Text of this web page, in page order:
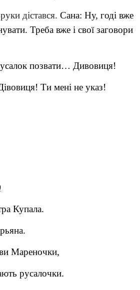
дістався. Сана: Ну, годі вже
Треба вже і свої заговори
позвати… Дивовиця!
Ти мені не указ!
Купала.
Мареночки,
русалочки.